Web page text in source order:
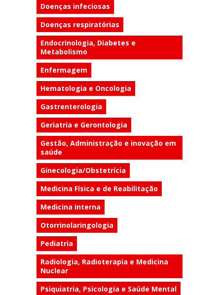
Doenças infeciosas
Doenças respiratórias
Endocrinologia, Diabetes e
Metabolismo
Enfermagem
Hematologia e Oncologia
Gastrenterologia
Geriatria e Gerontologia
Gestão, Administração e inovação em
saúde
Ginecologia/Obstetrícia
Medicina Física e de Reabilitação
Medicina Interna
Otorrinolaringologia
Pediatria
Radiologia, Radioterapia e Medicina
Nuclear
Psiquiatria, Psicologia e Saúde Mental